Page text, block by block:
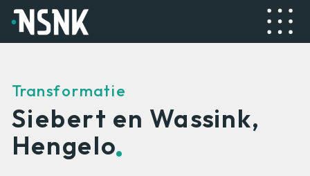
Siebert en Wassink,
Hengelo.
Transformatie